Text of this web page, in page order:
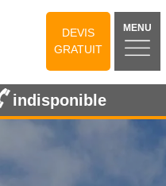
DEVIS
GRATUIT
MENU
indisponible